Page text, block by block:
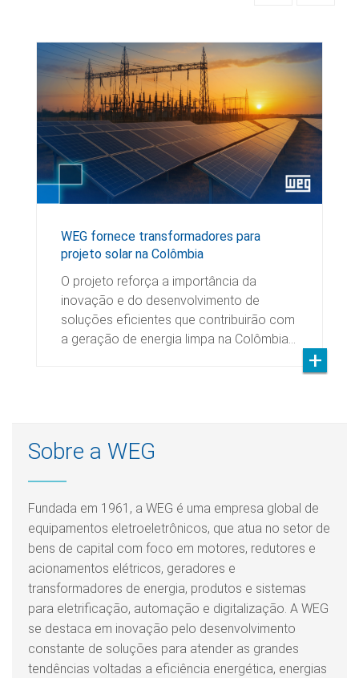
WEG fornece transformadores para
projeto solar na Colômbia
O projeto reforça a importância da
inovação e do desenvolvimento de
soluções eficientes que contribuirão com
a geração de energia limpa na Colômbia…
Sobre a WEG
Fundada em 1961, a WEG é uma empresa global de
equipamentos eletroeletrônicos, que atua no setor de
bens de capital com foco em motores, redutores e
acionamentos elétricos, geradores e
transformadores de energia, produtos e sistemas
para eletrificação, automação e digitalização. A WEG
se destaca em inovação pelo desenvolvimento
constante de soluções para atender as grandes
tendências voltadas a eficiência energética, energias